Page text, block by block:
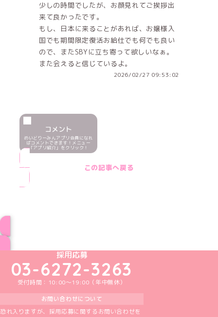
少しの時間でしたが、お顔見れてご挨拶出
来て良かったです。
もし、日本に来ることがあれば、お嬢様入
国でも期間限定復活お給仕でも何でも良い
ので、またSBYに立ち寄って欲しいなぁ。
また会えると信じているよ。
2026/02/27 09:53:02
コメント
めいどりーみんアプリ会員になれ
ばコメントできます！メニュー
「アプリ紹介」をクリック！
この記事へ戻る
めいどりーみんTikTok公式アカウント
めいどりーみんX公式アカウント
めいどりーみんInstagram公式アカウント
めいどりーみんFacebook公式アカウン
めいどりーみんYouTube公式アカ
採用応募
03-6272-3263
受付時間：10:00～19:00（年中無休）
お問い合わせについて
恐れ入りますが、採用応募に関するお問い合わせを